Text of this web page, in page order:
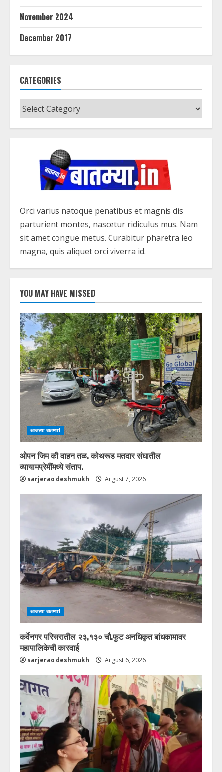
November 2024
December 2017
CATEGORIES
Categories
Orci varius natoque penatibus et magnis dis
parturient montes, nascetur ridiculus mus. Nam
sit amet congue metus. Curabitur pharetra leo
magna, quis aliquet orci viverra id.
YOU MAY HAVE MISSED
आजच्या बातम्या1
ओपन जिम की वाहन तळ. कोथरूड मतदार संघातील
व्यायामप्रेमींमध्ये संताप.
sarjerao deshmukh August 7, 2026
आजच्या बातम्या1
कर्वेनगर परिसरातील २३,१३० चौ.फुट अनधिकृत बांधकामावर
महापालिकेची कारवाई
sarjerao deshmukh August 6, 2026